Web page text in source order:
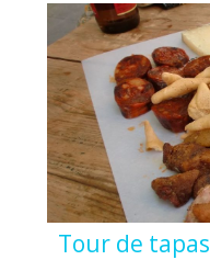
Tour de tapas